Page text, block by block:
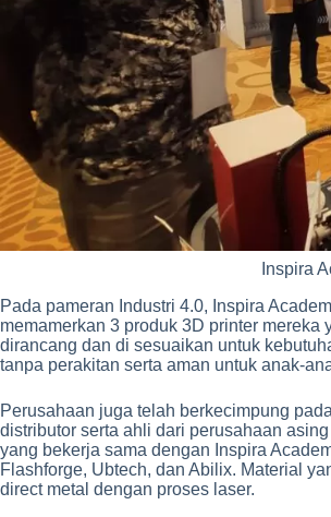
Inspira
Pada pameran Industri 4.0, Inspira
memamerkan 3 produk 3D printer
dirancang dan di sesuaikan untuk
tanpa perakitan serta aman untuk anak-
Perusahaan juga telah berkecimpung
distributor serta ahli dari perusahaan
yang bekerja sama dengan Inspira
Flashforge, Ubtech, dan Abilix. Material
direct metal dengan proses laser.